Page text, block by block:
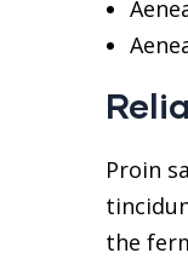
Proin
the